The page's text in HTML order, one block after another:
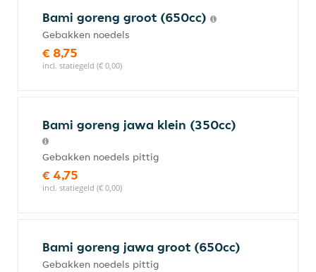
Bami goreng groot (650cc)
Gebakken noedels
€ 8,75
incl. statiegeld (€ 0,00)
Bami goreng jawa klein (350cc)
Gebakken noedels pittig
€ 4,75
incl. statiegeld (€ 0,00)
Bami goreng jawa groot (650cc)
Gebakken noedels pittig